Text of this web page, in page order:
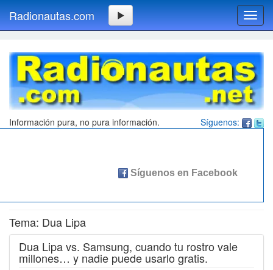
Radionautas.com
Síguenos:
Información pura, no pura información.
Tema: Dua Lipa
Dua Lipa vs. Samsung, cuando tu rostro vale
millones… y nadie puede usarlo gratis.